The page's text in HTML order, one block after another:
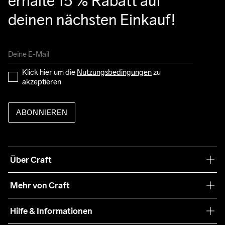
deinen nächsten Einkauf!
Klick hier um die Nutzungsbedingungen zu
akzeptieren
ABONNIEREN
Über Craft
Nachhaltigkeit
Mehr von Craft
Teamwear
Hilfe & Informationen